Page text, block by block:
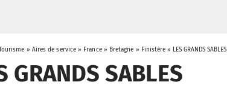
» Aires de service » France» Bretagne » Finistère » LES GRANDS SABLES
GRANDS SABLES